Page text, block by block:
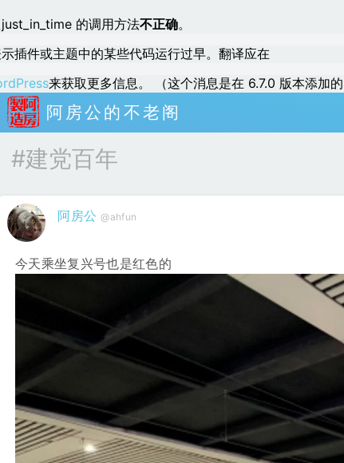
的调用方法不正确。
插件或主题中的某些代码运行过早。翻译应在
来获取更多信息。 （这个消息是在 6.7.0 版本添加
阿房公的不老阁
#建党百年
阿房公 @ahfun
今天乘坐复兴号也是红色的